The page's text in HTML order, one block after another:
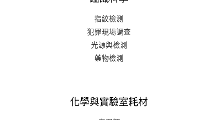
指紋檢測
犯罪現場調查
光源與檢測
藥物檢測
化學與實驗室耗材